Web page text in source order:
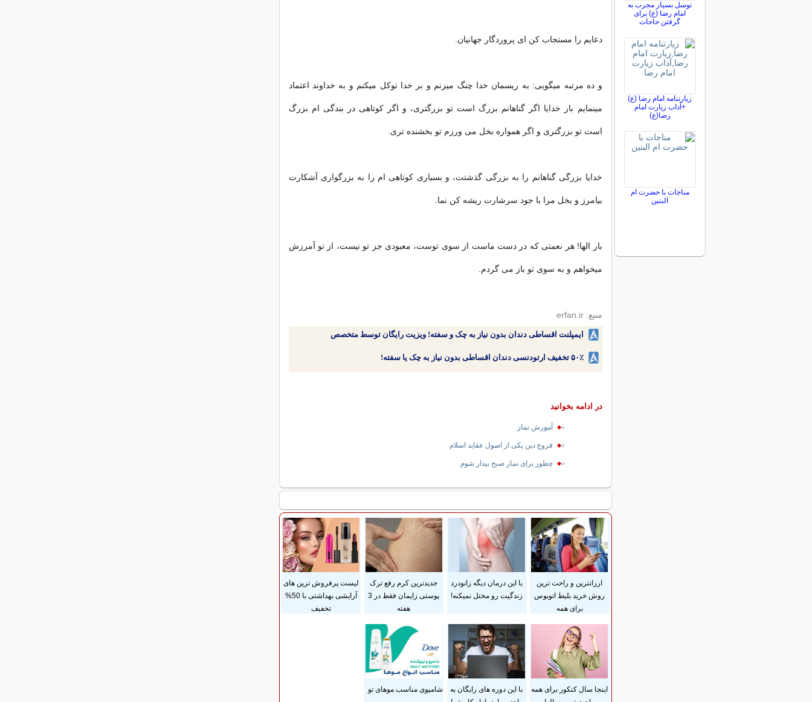
دعايم را مستجاب كن اى پروردگار جهانيان.
و ده مرتبه میگويى: به ريسمان خدا چنگ میزنم و بر خدا توكل میكنم و به خداوند اعتماد
مینمايم بار خدايا اگر گناهانم بزرگ است تو بزرگترى، و اگر كوتاهى در بندگی ام بزرگ
است تو بزرگتری و اگر همواره بخل می ورزم تو بخشنده ترى.
خدايا بزرگى گناهانم را به بزرگى گذشتت، و بسيارى كوتاهی ام را به بزرگوارى آشكارت
بيامرز و بخل مرا با جود سرشارت ريشه كن نما.
بار الها! هر نعمتى كه در دست ماست از سوى توست، معبودى جز تو نيست، از تو آمرزش
میخواهم و به سوى تو باز می گردم.
منبع: erfan.ir
ایمپلنت اقساطی دندان بدون نیاز به چک و سفته! ویزیت رایگان توسط متخصص
۵۰٪ تخفیف ارتودنسی دندان اقساطی بدون نیاز به چک یا سفته!
در ادامه بخوانید
آموزش نماز
فروع دین یکی از اصول عقاید اسلام
چطور برای نماز صبح بیدار شوم
ارزانترین و راحت ترین
روش خرید بلیط اتوبوس
برای همه
با این درمان دیگه زانودرد
زندگیت رو مختل نمیکنه!
جدیدترین کرم رفع ترک
پوستی زایمان فقط در 3
هفته
لیست پرفروش ترین های
آرایشی بهداشتی با 50%
تخفیف
اینجا سال کنکور برای همه
با این دوره های رایگان به
شامپوی مناسب موهای تو
توسل بسیار مجرب به
امام رضا (ع) برای
گرفتن حاجات
زیارتنامه امام رضا (ع)
+آداب زیارت امام
رضا(ع)
مناجات با حضرت ام
البنین